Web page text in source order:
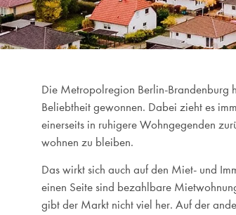
Die Metropolregion Berlin-Brandenburg
Beliebtheit gewonnen. Dabei zieht es
einerseits in ruhigere Wohngegenden
wohnen zu bleiben.
Das wirkt sich auch auf den Miet- und
einen Seite sind bezahlbare
gibt der Markt nicht viel her. Auf der